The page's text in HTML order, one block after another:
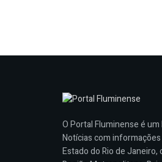
O Portal Fluminense é
Notícias com
Estado do Rio de Janeiro,